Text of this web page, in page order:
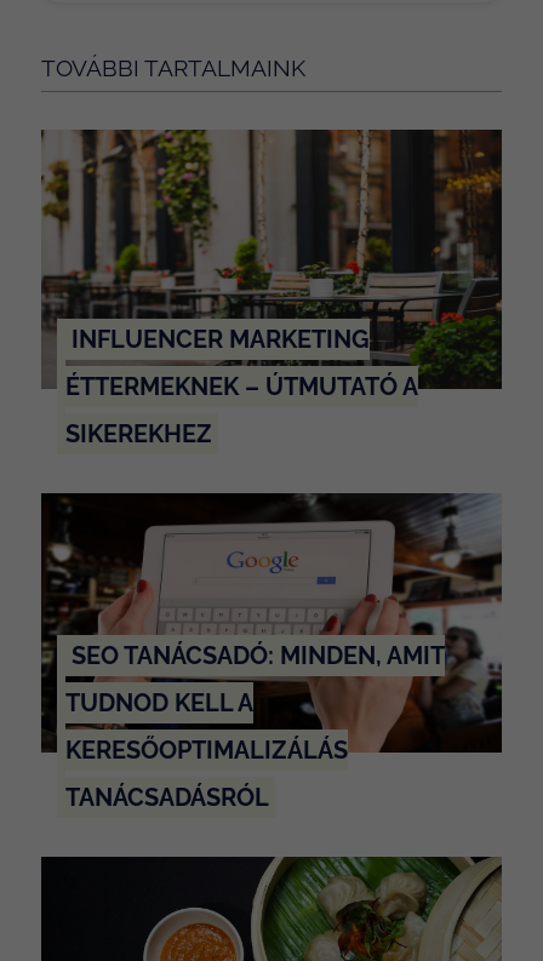
TOVÁBBI TARTALMAINK
INFLUENCER MARKETING
ÉTTERMEKNEK – ÚTMUTATÓ A
SIKEREKHEZ
SEO TANÁCSADÓ: MINDEN, AMIT
TUDNOD KELL A
KERESŐOPTIMALIZÁLÁS
TANÁCSADÁSRÓL